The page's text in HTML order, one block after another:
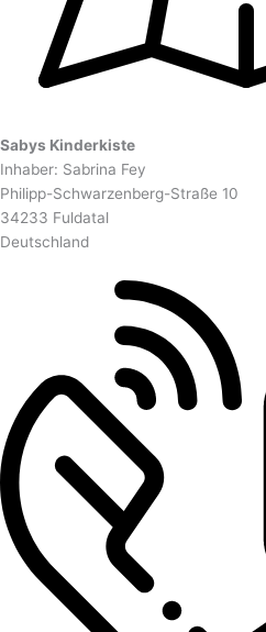
Sabys Kinderkiste
Inhaber: Sabrina Fey
Philipp-Schwarzenberg-Straße 10
34233 Fuldatal
Deutschland